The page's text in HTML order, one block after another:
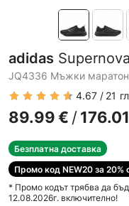
adidas
JQ4336 Мъжки
4.67
21
89.99€ /176.01
Безплатна доставка
Промо код NEW20 за 20%
* Промо кодът трябва да
12.08.2026г. включително!